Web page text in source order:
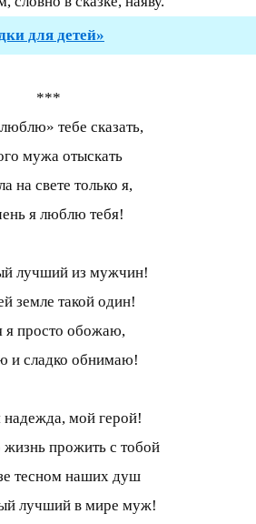
для детей»
***
тебе сказать,
мужа отыскать
на свете только я,
я люблю тебя!
лучший из мужчин!
земле такой один!
я просто обожаю,
и сладко обнимаю!
мой герой!
прожить с тобой
тесном наших душ
лучший в мире муж!